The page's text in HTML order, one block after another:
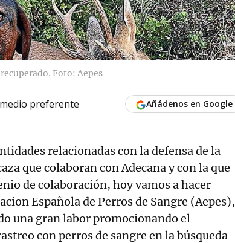
Foto: Aepes
preferente Añádenos en Google
relacionadas con la defensa de la
que colaboran con Adecana y con la que
de colaboración, hoy vamos a hacer
Española de Perros de Sangre (Aepes),
una gran labor promocionando el
con perros de sangre en la búsqueda